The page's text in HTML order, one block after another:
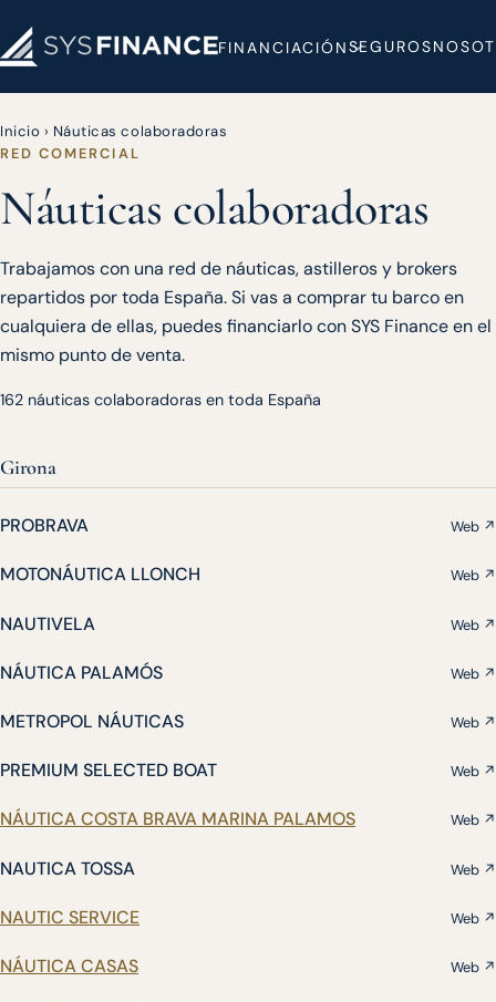
FINANCIACIÓNSEGUROS
Inicio › Náuticas colaboradoras
RED COMERCIAL
Náuticas colaboradoras
Trabajamos con una red de náuticas, astilleros y brokers
repartidos por toda España. Si vas a comprar tu barco en
cualquiera de ellas, puedes financiarlo con SYS Finance en el
mismo punto de venta.
162 náuticas colaboradoras en toda España
Girona
PROBRAVA Web ↗
MOTONÁUTICA LLONCH Web ↗
NAUTIVELA Web ↗
NÁUTICA PALAMÓS Web ↗
METROPOL NÁUTICAS Web ↗
PREMIUM SELECTED BOAT Web ↗
NÁUTICA COSTA BRAVA MARINA PALAMOS Web ↗
NAUTICA TOSSA Web ↗
NAUTIC SERVICE Web ↗
NÁUTICA CASAS Web ↗